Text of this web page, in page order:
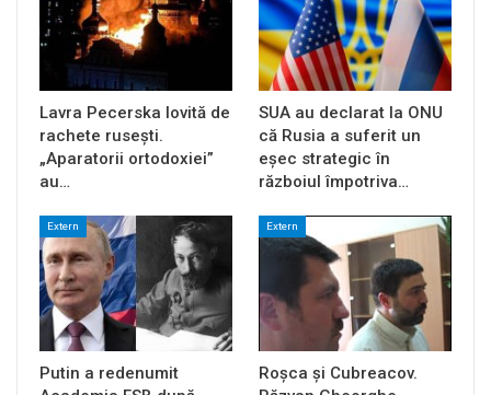
Lavra Pecerska lovită de
rachete rusești.
„Aparatorii ortodoxiei”
au…
SUA au declarat la ONU
că Rusia a suferit un
eșec strategic în
războiul împotriva…
Extern
Putin a redenumit
Extern
Roșca și Cubreacov.